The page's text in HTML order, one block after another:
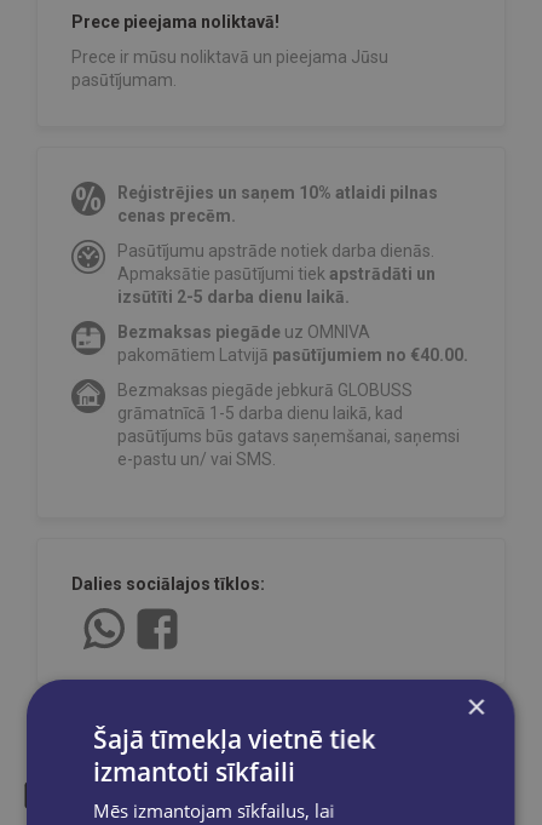
Prece pieejama noliktavā!
Prece ir mūsu noliktavā un pieejama Jūsu
pasūtījumam.
Reģistrējies un saņem 10% atlaidi pilnas
cenas precēm.
Pasūtījumu apstrāde notiek darba dienās.
Apmaksātie pasūtījumi tiek apstrādāti un
izsūtīti 2-5 darba dienu laikā.
Bezmaksas piegāde uz OMNIVA
pakomātiem Latvijā pasūtījumiem no €40.00.
Bezmaksas piegāde jebkurā GLOBUSS
grāmatnīcā 1-5 darba dienu laikā, kad
pasūtījums būs gatavs saņemšanai, saņemsi
e-pastu un/ vai SMS.
Dalies sociālajos tīklos:
×
Šajā tīmekļa vietnē tiek
izmantoti sīkfaili
Mēs izmantojam sīkfailus, lai